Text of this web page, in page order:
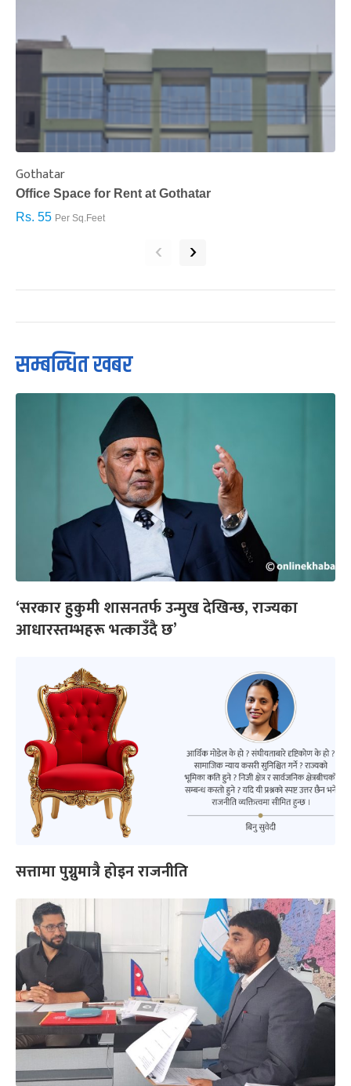
Gothatar
Office Space for Rent at Gothatar
Rs. 55 Per Sq.Feet
‹ ›
सम्बन्धित खबर
‘सरकार हुकुमी शासनतर्फ उन्मुख देखिन्छ, राज्यका
आधारस्तम्भहरू भत्काउँदै छ’
सत्तामा पुग्नुमात्रै होइन राजनीति